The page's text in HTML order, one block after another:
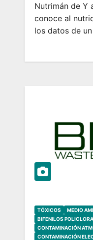
Nutrimán de Y
conoce al
los datos de
TÓXICOS MEDIO
BIFENILOS
CONTAMINACIÓN
CONTAMINACIÓN